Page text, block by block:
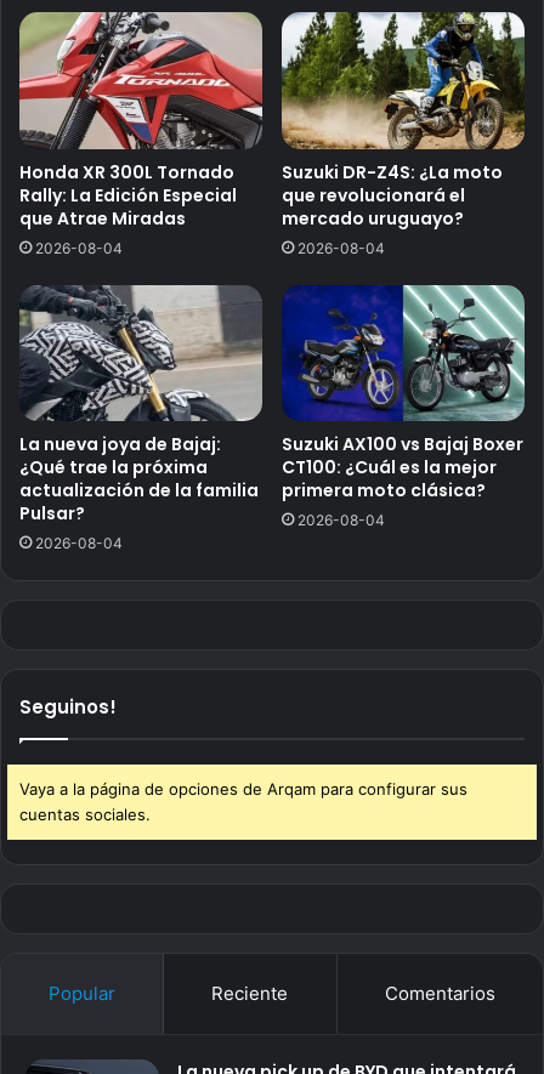
Honda XR 300L Tornado
Rally: La Edición Especial
que Atrae Miradas
2026-08-04
Suzuki DR-Z4S: ¿La moto
que revolucionará el
mercado uruguayo?
2026-08-04
La nueva joya de Bajaj:
¿Qué trae la próxima
actualización de la familia
Pulsar?
2026-08-04
Suzuki AX100 vs Bajaj Boxer
CT100: ¿Cuál es la mejor
primera moto clásica?
2026-08-04
Seguinos!
Vaya a la página de opciones de Arqam para configurar sus
cuentas sociales.
Popular Reciente Comentarios